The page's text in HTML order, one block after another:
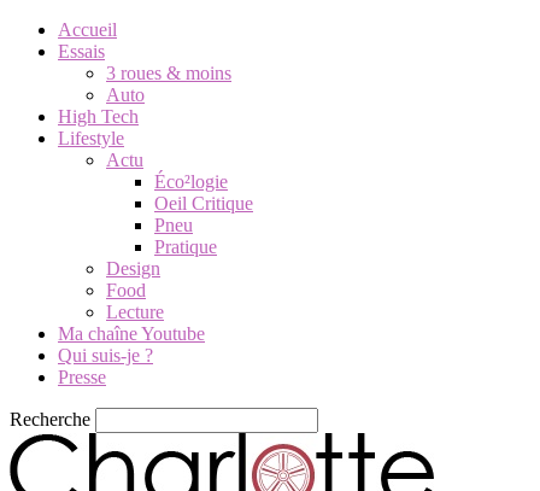
Accueil
Essais
3 roues & moins
Auto
High Tech
Lifestyle
Actu
Éco²logie
Oeil Critique
Pneu
Pratique
Design
Food
Lecture
Ma chaîne Youtube
Qui suis-je ?
Presse
Recherche